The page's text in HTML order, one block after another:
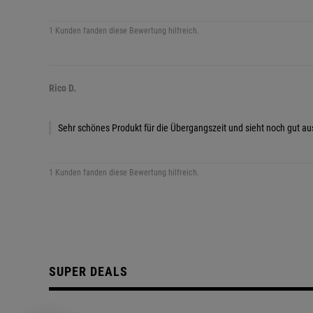
1 Kunden fanden diese Bewertung hilfreich.
Rico D.
Sehr schönes Produkt für die Übergangszeit und sieht noch gut
1 Kunden fanden diese Bewertung hilfreich.
SUPER DEALS